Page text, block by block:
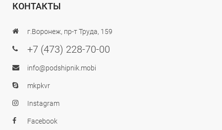
КОНТАКТЫ
г.Воронеж, пр-т Труда, 159
+7 (473) 228-70-00
info@podshipnik.mobi
mkpkvr
Instagram
Facebook